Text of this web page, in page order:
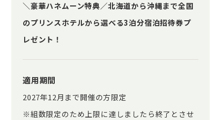
＼豪華ハネムーン特典／北海道から沖縄まで全国
のプリンスホテルから選べる3泊分宿泊招待券プ
レゼント！
適用期間
2027年12月まで開催の方限定
※組数限定のため上限に達しましたら終了とさせ